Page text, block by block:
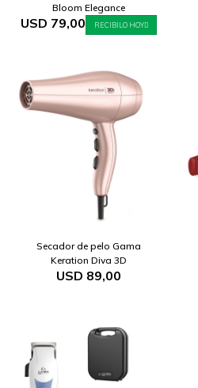
Bloom Elegance
USD 79,00 RECIBILO HOY
Secador de pelo Gama
Keration Diva 3D
USD 89,00